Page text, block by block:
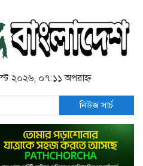
২০২৬, ০৭:১১ অপরাহ্ন
নিউজ সার্চ